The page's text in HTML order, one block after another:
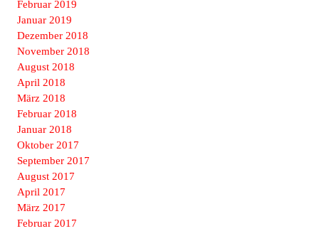
Februar 2019
Januar 2019
Dezember 2018
November 2018
August 2018
April 2018
März 2018
Februar 2018
Januar 2018
Oktober 2017
September 2017
August 2017
April 2017
März 2017
Februar 2017